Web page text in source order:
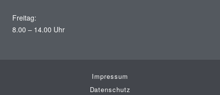
Freitag:
8.00 – 14.00 Uhr
Impressum
Datenschutz